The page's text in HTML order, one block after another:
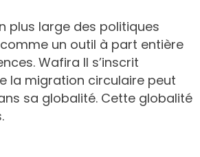
plus large des politiques
un outil à part entière
Wafira II s’inscrit
la migration circulaire peut
sa globalité. Cette globalité